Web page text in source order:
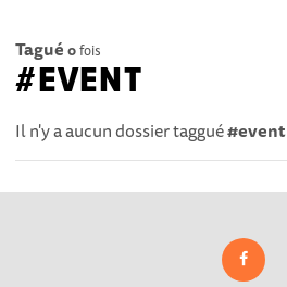
Tagué 0fois
#EVENT
Il n'y a aucun dossier taggué#event